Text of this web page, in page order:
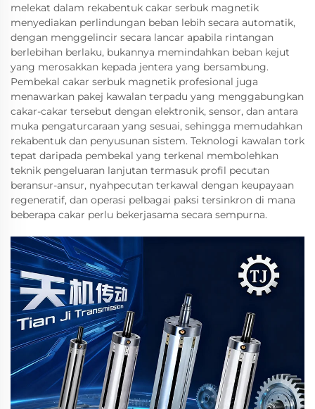
melekat dalam rekabentuk cakar serbuk magnetik
menyediakan perlindungan beban lebih secara automatik,
dengan menggelincir secara lancar apabila rintangan
berlebihan berlaku, bukannya memindahkan beban kejut
yang merosakkan kepada jentera yang bersambung.
Pembekal cakar serbuk magnetik profesional juga
menawarkan pakej kawalan terpadu yang menggabungkan
cakar-cakar tersebut dengan elektronik, sensor, dan antara
muka pengaturcaraan yang sesuai, sehingga memudahkan
rekabentuk dan penyusunan sistem. Teknologi kawalan tork
tepat daripada pembekal yang terkenal membolehkan
teknik pengeluaran lanjutan termasuk profil pecutan
beransur-ansur, nyahpecutan terkawal dengan keupayaan
regeneratif, dan operasi pelbagai paksi tersinkron di mana
beberapa cakar perlu bekerjasama secara sempurna.